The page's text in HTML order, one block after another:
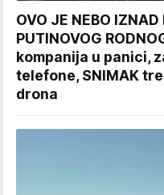
OVO JE NEBO IZNAD
PUTINOVOG
kompanija u panici,
telefone, SNIMAK
drona